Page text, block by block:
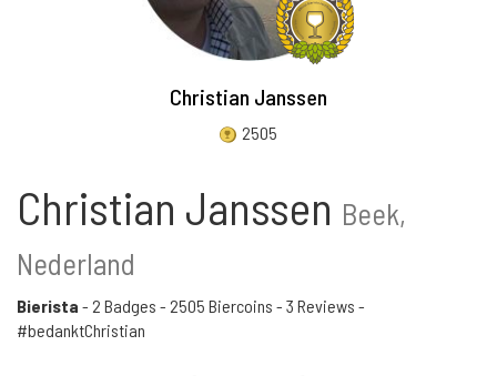
Christian Janssen
2505
Christian Janssen Beek,
Nederland
Bierista - 2 Badges - 2505 Biercoins - 3 Reviews -
#bedanktChristian